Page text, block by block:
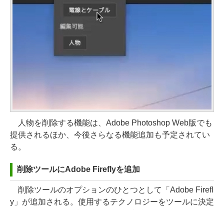
人物を削除する機能は、Adobe Photoshop Web版でも
提供されるほか、今後さらなる機能追加も予定されてい
る。
削除ツールにAdobe Fireflyを追加
削除ツールのオプションのひとつとして「Adobe Firefl
y」が追加される。使用するテクノロジーをツールに決定